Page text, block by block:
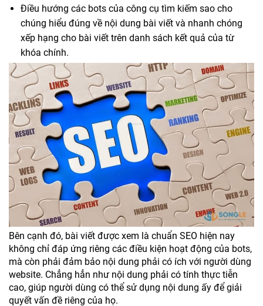
Điều hướng các bots của công cụ tìm kiếm sao cho
chúng hiểu đúng về nội dung bài viết và nhanh chóng
xếp hạng cho bài viết trên danh sách kết quả của từ
khóa chính.
Bên cạnh đó, bài viết được xem là chuẩn SEO hiện nay
không chỉ đáp ứng riêng các điều kiện hoạt động của bots,
mà còn phải đảm bảo nội dung phải có ích với người dùng
website. Chẳng hẳn như nội dung phải có tính thực tiễn
cao, giúp người dùng có thể sử dụng nội dung ấy để giải
quyết vấn đề riêng của họ.